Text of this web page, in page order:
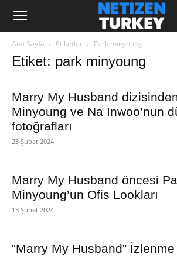
Ana Sayfa Etiketler Park minyoung
Etiket: park minyoung
Marry My Husband
Minyoung ve Na Inwoo’nun
fotoğrafları
23 Şubat 2024
Marry My Husband öncesi
Minyoung’un Ofis Lookları
13 Şubat 2024
“Marry My Husband” İzlenme